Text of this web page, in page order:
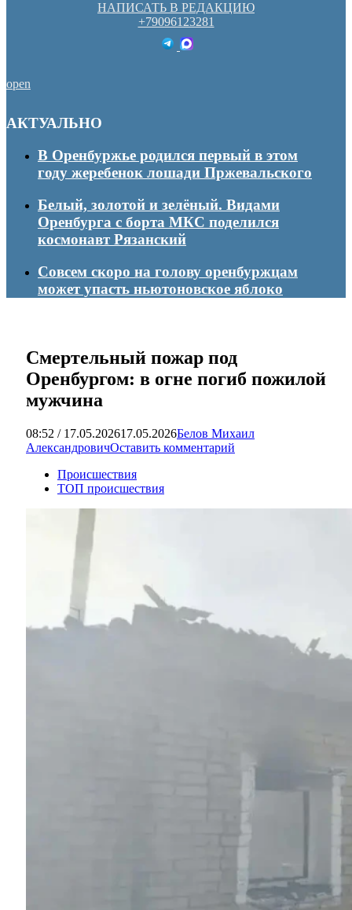
НАПИСАТЬ В РЕДАКЦИЮ
+79096123281
open
АКТУАЛЬНО
В Оренбуржье родился первый в этом
году жеребенок лошади Пржевальского
Белый, золотой и зелёный. Видами
Оренбурга с борта МКС поделился
космонавт Рязанский
Совсем скоро на голову оренбуржцам
может упасть ньютоновское яблоко
Смертельный пожар под
Оренбургом: в огне погиб пожилой
мужчина
08:52 / 17.05.202617.05.2026Белов Михаил
АлександровичОставить комментарий
Происшествия
ТОП происшествия